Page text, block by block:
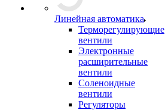
Линейная автоматика
Терморегулирующие
вентили
Электронные
расширительные
вентили
Соленоидные
вентили
Регуляторы